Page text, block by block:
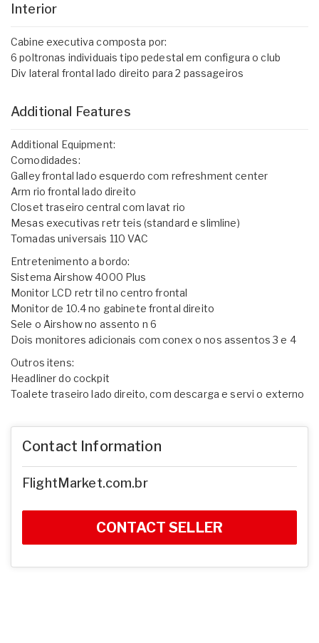
Interior
Cabine executiva composta por:
6 poltronas individuais tipo pedestal em configura o club
Div lateral frontal lado direito para 2 passageiros
Additional Features
Additional Equipment:
Comodidades:
Galley frontal lado esquerdo com refreshment center
Arm rio frontal lado direito
Closet traseiro central com lavat rio
Mesas executivas retr teis (standard e slimline)
Tomadas universais 110 VAC
Entretenimento a bordo:
Sistema Airshow 4000 Plus
Monitor LCD retr til no centro frontal
Monitor de 10.4 no gabinete frontal direito
Sele o Airshow no assento n 6
Dois monitores adicionais com conex o nos assentos 3 e 4
Outros itens:
Headliner do cockpit
Toalete traseiro lado direito, com descarga e servi o externo
Contact Information
FlightMarket.com.br
CONTACT SELLER